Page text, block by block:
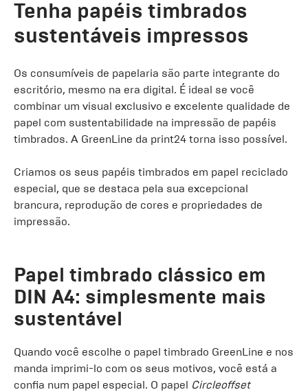
Tenha papéis timbrados
sustentáveis ​​impressos
Os consumíveis de papelaria são parte integrante do
escritório, mesmo na era digital. É ideal se você
combinar um visual exclusivo e excelente qualidade de
papel com sustentabilidade na impressão de papéis
timbrados. A GreenLine da print24 torna isso possível.
Criamos os seus papéis timbrados em papel reciclado
especial, que se destaca pela sua excepcional
brancura, reprodução de cores e propriedades de
impressão.
Papel timbrado clássico em
DIN A4: simplesmente mais
sustentável
Quando você escolhe o papel timbrado GreenLine e nos
manda imprimi-lo com os seus motivos, você está a
confia num papel especial. O papel Circleoffset